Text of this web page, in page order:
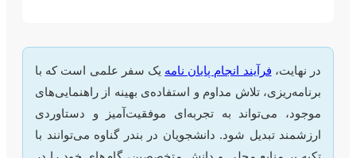
در نهایت، فرآیند انجام پایان نامه یک سفر علمی است که با
برنامه‌ریزی، تلاش مداوم و استفاده‌ی بهینه از راهنمایی‌های
موجود، می‌تواند به تجربه‌ای موفقیت‌آمیز و دستاوردی
ارزشمند تبدیل شود. دانشجویان در بندر گناوه می‌توانند با